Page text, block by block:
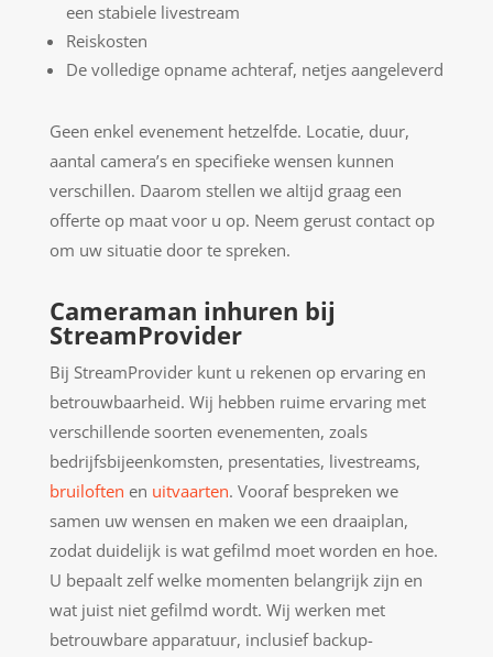
een stabiele livestream
Reiskosten
De volledige opname achteraf, netjes aangeleverd
Geen enkel evenement hetzelfde. Locatie, duur,
aantal camera’s en specifieke wensen kunnen
verschillen. Daarom stellen we altijd graag een
offerte op maat voor u op. Neem gerust contact op
om uw situatie door te spreken.
Cameraman inhuren bij
StreamProvider
Bij StreamProvider kunt u rekenen op ervaring en
betrouwbaarheid. Wij hebben ruime ervaring met
verschillende soorten evenementen, zoals
bedrijfsbijeenkomsten, presentaties, livestreams,
bruiloften en uitvaarten. Vooraf bespreken we
samen uw wensen en maken we een draaiplan,
zodat duidelijk is wat gefilmd moet worden en hoe.
U bepaalt zelf welke momenten belangrijk zijn en
wat juist niet gefilmd wordt. Wij werken met
betrouwbare apparatuur, inclusief backup-